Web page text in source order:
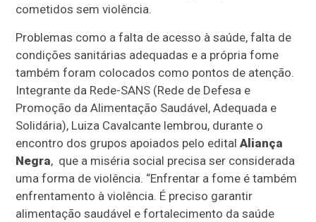
cometidos sem violência.
Problemas como a falta de acesso à saúde, falta de
condições sanitárias adequadas e a própria fome
também foram colocados como pontos de atenção.
Integrante da Rede-SANS (Rede de Defesa e
Promoção da Alimentação Saudável, Adequada e
Solidária), Luiza Cavalcante lembrou, durante o
encontro dos grupos apoiados pelo editalAliança
Negra, que a miséria social precisa ser considerada
uma forma de violência. “Enfrentar a fome é também
enfrentamento à violência. É preciso garantir
alimentação saudável e fortalecimento da saúde